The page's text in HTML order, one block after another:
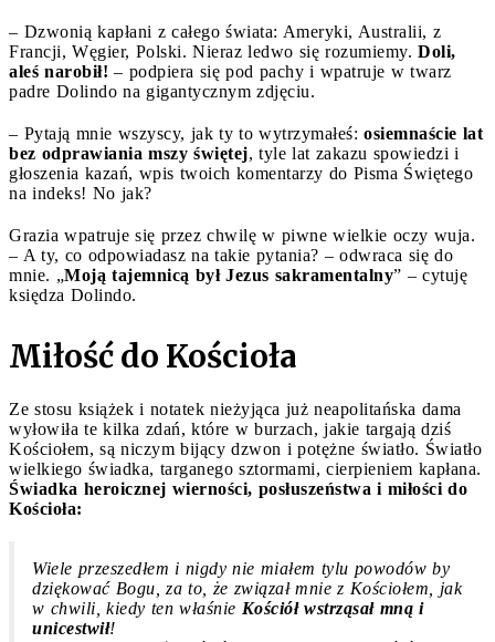
– Dzwonią kapłani z całego świata: Ameryki, Australii, z
Francji, Węgier, Polski. Nieraz ledwo się rozumiemy. Doli,
aleś narobił! – podpiera się pod pachy i wpatruje w twarz
padre Dolindo na gigantycznym zdjęciu.
– Pytają mnie wszyscy, jak ty to wytrzymałeś: osiemnaście lat
bez odprawiania mszy świętej, tyle lat zakazu spowiedzi i
głoszenia kazań, wpis twoich komentarzy do Pisma Świętego
na indeks! No jak?
Grazia wpatruje się przez chwilę w piwne wielkie oczy wuja.
– A ty, co odpowiadasz na takie pytania? – odwraca się do
mnie. „Moją tajemnicą był Jezus sakramentalny” – cytuję
księdza Dolindo.
Miłość do Kościoła
Ze stosu książek i notatek nieżyjąca już neapolitańska dama
wyłowiła te kilka zdań, które w burzach, jakie targają dziś
Kościołem, są niczym bijący dzwon i potężne światło. Światło
wielkiego świadka, targanego sztormami, cierpieniem kapłana.
Świadka heroicznej wierności, posłuszeństwa i miłości do
Kościoła:
Wiele przeszedłem i nigdy nie miałem tylu powodów by
dziękować Bogu, za to, że związał mnie z Kościołem, jak
w chwili, kiedy ten właśnie Kościół wstrząsał mną i
unicestwił!